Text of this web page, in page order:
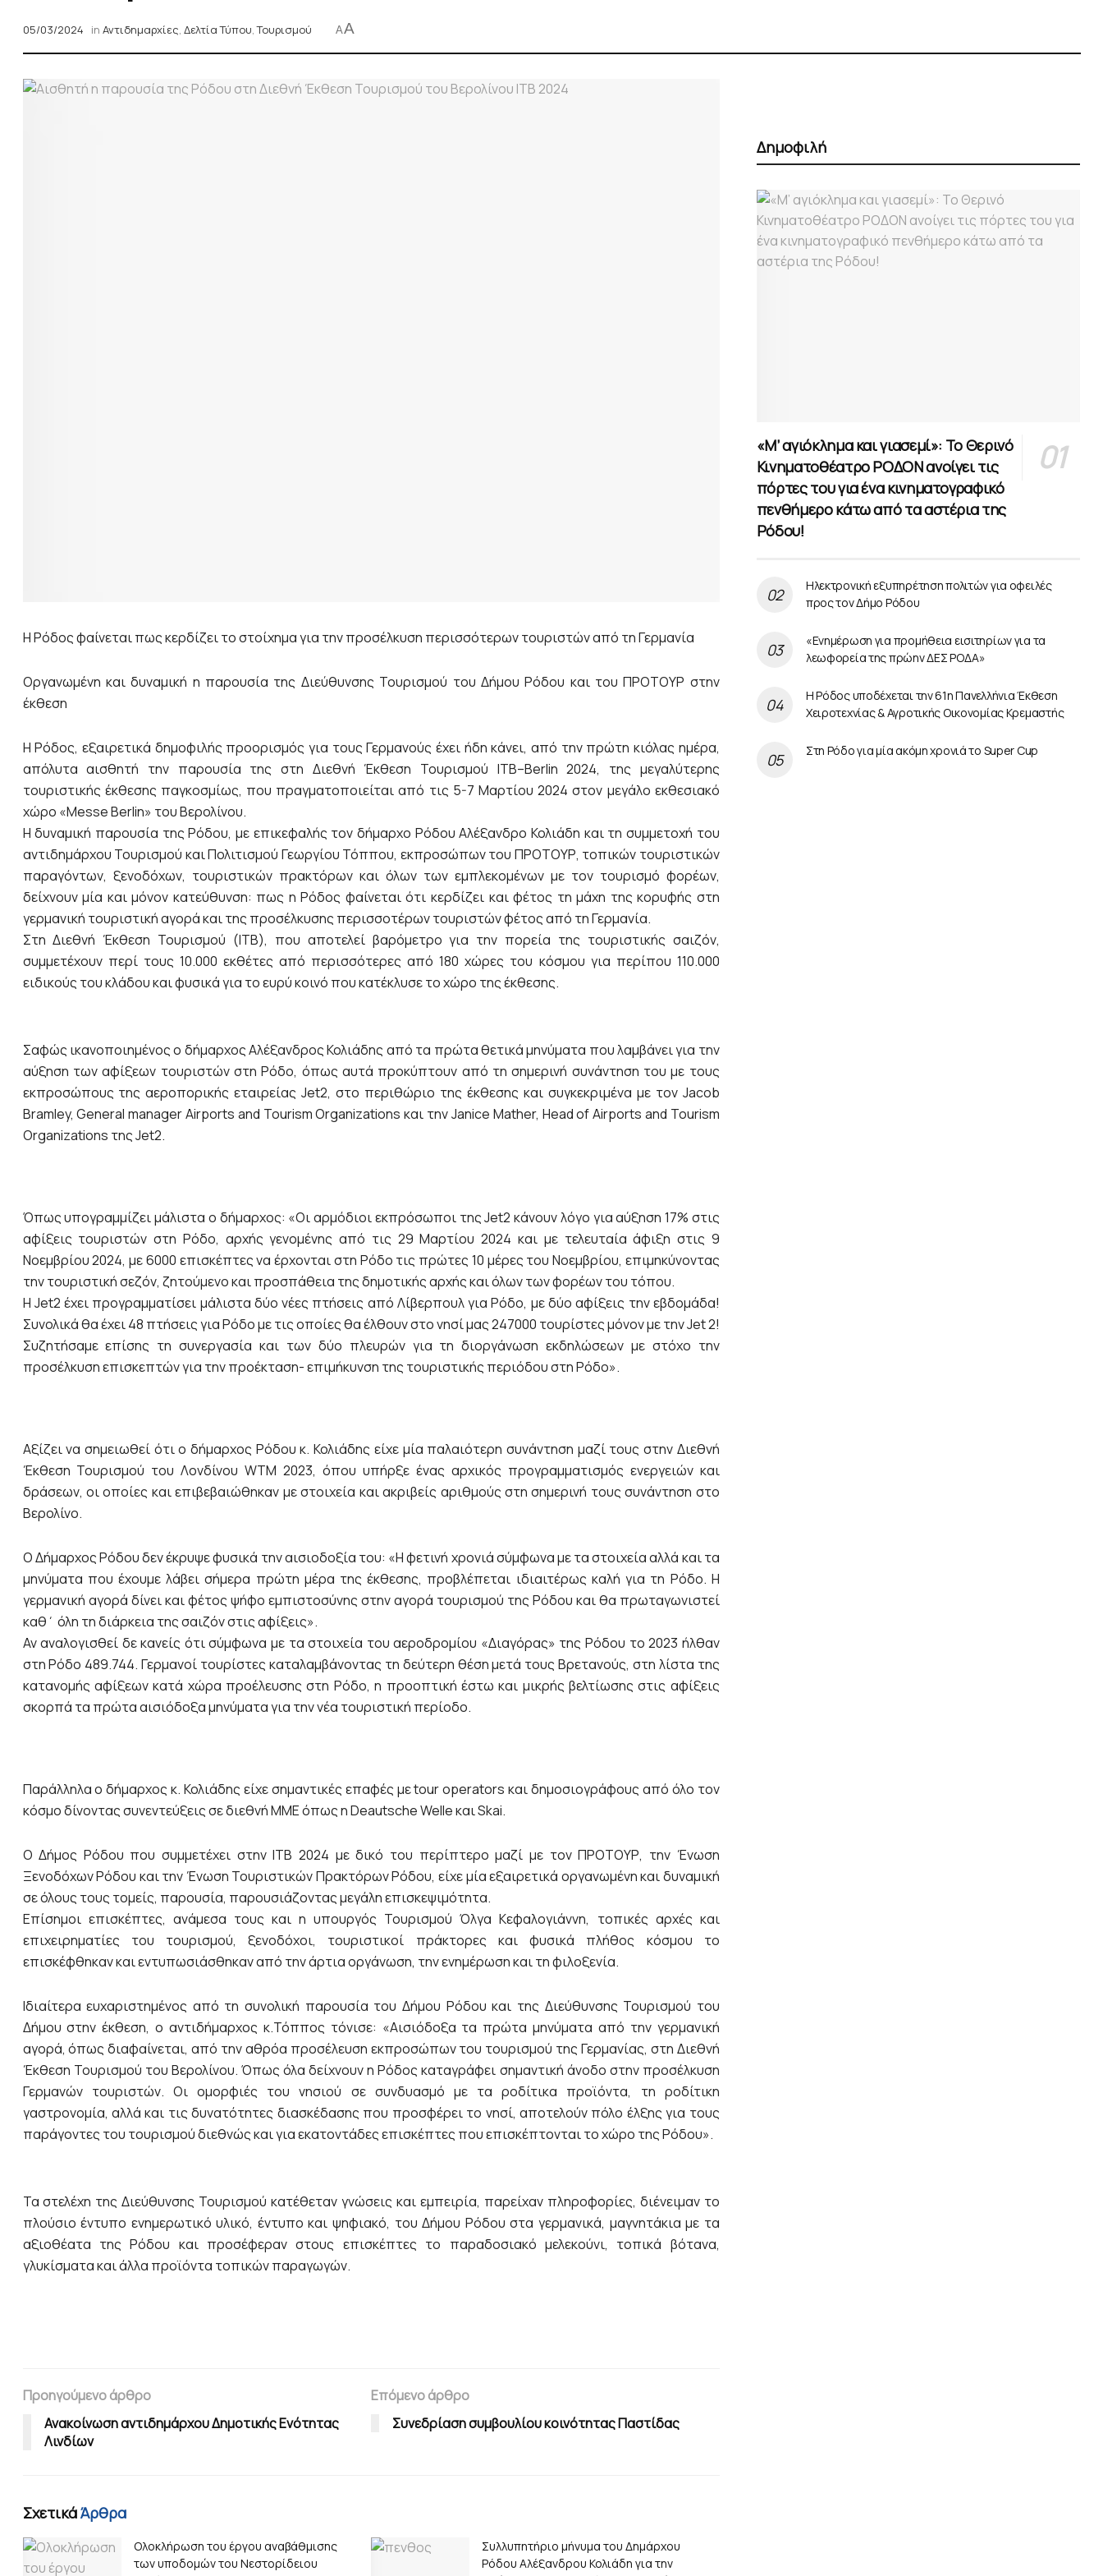
05/03/2024 in Αντιδημαρχίες, Δελτία Τύπου,Τουρισμού AA
Η Ρόδος φαίνεται πως κερδίζει το στοίχημα για την προσέλκυση περισσότερων τουριστών από τη Γερμανία
Οργανωμένη και δυναμική η παρουσία της Διεύθυνσης Τουρισμού του Δήμου Ρόδου και του ΠΡΟΤΟΥΡ στην
έκθεση
Η Ρόδος, εξαιρετικά δημοφιλής προορισμός για τους Γερμανούς έχει ήδη κάνει, από την πρώτη κιόλας ημέρα,
απόλυτα αισθητή την παρουσία της στη Διεθνή Έκθεση Τουρισμού ΙΤΒ–Berlin 2024, της μεγαλύτερης
τουριστικής έκθεσης παγκοσμίως, που πραγματοποιείται από τις 5-7 Μαρτίου 2024 στον μεγάλο εκθεσιακό
χώρο «Messe Berlin» του Βερολίνου.
Η δυναμική παρουσία της Ρόδου, με επικεφαλής τον δήμαρχο Ρόδου Αλέξανδρο Κολιάδη και τη συμμετοχή του
αντιδημάρχου Τουρισμού και Πολιτισμού Γεωργίου Τόππου, εκπροσώπων του ΠΡΟΤΟΥΡ, τοπικών τουριστικών
παραγόντων, ξενοδόχων, τουριστικών πρακτόρων και όλων των εμπλεκομένων με τον τουρισμό φορέων,
δείχνουν μία και μόνον κατεύθυνση: πως η Ρόδος φαίνεται ότι κερδίζει και φέτος τη μάχη της κορυφής στη
γερμανική τουριστική αγορά και της προσέλκυσης περισσοτέρων τουριστών φέτος από τη Γερμανία.
Στη Διεθνή Έκθεση Τουρισμού (ΙΤΒ), που αποτελεί βαρόμετρο για την πορεία της τουριστικής σαιζόν,
συμμετέχουν περί τους 10.000 εκθέτες από περισσότερες από 180 χώρες του κόσμου για περίπου 110.000
ειδικούς του κλάδου και φυσικά για το ευρύ κοινό που κατέκλυσε το χώρο της έκθεσης.
Σαφώς ικανοποιημένος ο δήμαρχος Αλέξανδρος Κολιάδης από τα πρώτα θετικά μηνύματα που λαμβάνει για την
αύξηση των αφίξεων τουριστών στη Ρόδο, όπως αυτά προκύπτουν από τη σημερινή συνάντηση του με τους
εκπροσώπους της αεροπορικής εταιρείας Jet2, στο περιθώριο της έκθεσης και συγκεκριμένα με τον Jacob
Bramley, General manager Airports and Tourism Organizations και την Janice Mather, Head of Airports and Tourism
Organizations της Jet2.
Όπως υπογραμμίζει μάλιστα ο δήμαρχος: «Οι αρμόδιοι εκπρόσωποι της Jet2 κάνουν λόγο για αύξηση 17% στις
αφίξεις τουριστών στη Ρόδο, αρχής γενομένης από τις 29 Μαρτίου 2024 και με τελευταία άφιξη στις 9
Νοεμβρίου 2024, με 6000 επισκέπτες να έρχονται στη Ρόδο τις πρώτες 10 μέρες του Νοεμβρίου, επιμηκύνοντας
την τουριστική σεζόν, ζητούμενο και προσπάθεια της δημοτικής αρχής και όλων των φορέων του τόπου.
H Jet2 έχει προγραμματίσει μάλιστα δύο νέες πτήσεις από Λίβερπουλ για Ρόδο, με δύο αφίξεις την εβδομάδα!
Συνολικά θα έχει 48 πτήσεις για Ρόδο με τις οποίες θα έλθουν στο νησί μας 247000 τουρίστες μόνον με την Jet 2!
Συζητήσαμε επίσης τη συνεργασία και των δύο πλευρών για τη διοργάνωση εκδηλώσεων με στόχο την
προσέλκυση επισκεπτών για την προέκταση- επιμήκυνση της τουριστικής περιόδου στη Ρόδο».
Αξίζει να σημειωθεί ότι ο δήμαρχος Ρόδου κ. Κολιάδης είχε μία παλαιότερη συνάντηση μαζί τους στην Διεθνή
Έκθεση Τουρισμού του Λονδίνου WTM 2023, όπου υπήρξε ένας αρχικός προγραμματισμός ενεργειών και
δράσεων, οι οποίες και επιβεβαιώθηκαν με στοιχεία και ακριβείς αριθμούς στη σημερινή τους συνάντηση στο
Βερολίνο.
Ο Δήμαρχος Ρόδου δεν έκρυψε φυσικά την αισιοδοξία του: «Η φετινή χρονιά σύμφωνα με τα στοιχεία αλλά και τα
μηνύματα που έχουμε λάβει σήμερα πρώτη μέρα της έκθεσης, προβλέπεται ιδιαιτέρως καλή για τη Ρόδο. Η
γερμανική αγορά δίνει και φέτος ψήφο εμπιστοσύνης στην αγορά τουρισμού της Ρόδου και θα πρωταγωνιστεί
καθ΄ όλη τη διάρκεια της σαιζόν στις αφίξεις».
Αν αναλογισθεί δε κανείς ότι σύμφωνα με τα στοιχεία του αεροδρομίου «Διαγόρας» της Ρόδου το 2023 ήλθαν
στη Ρόδο 489.744. Γερμανοί τουρίστες καταλαμβάνοντας τη δεύτερη θέση μετά τους Βρετανούς, στη λίστα της
κατανομής αφίξεων κατά χώρα προέλευσης στη Ρόδο, η προοπτική έστω και μικρής βελτίωσης στις αφίξεις
σκορπά τα πρώτα αισιόδοξα μηνύματα για την νέα τουριστική περίοδο.
Παράλληλα ο δήμαρχος κ. Κολιάδης είχε σημαντικές επαφές με tour operators και δημοσιογράφους από όλο τον
κόσμο δίνοντας συνεντεύξεις σε διεθνή ΜΜΕ όπως η Deautsche Welle και Skai.
Ο Δήμος Ρόδου που συμμετέχει στην ΙΤΒ 2024 με δικό του περίπτερο μαζί με τον ΠΡΟΤΟΥΡ, την Ένωση
Ξενοδόχων Ρόδου και την Ένωση Τουριστικών Πρακτόρων Ρόδου, είχε μία εξαιρετικά οργανωμένη και δυναμική
σε όλους τους τομείς, παρουσία, παρουσιάζοντας μεγάλη επισκεψιμότητα.
Επίσημοι επισκέπτες, ανάμεσα τους και η υπουργός Τουρισμού Όλγα Κεφαλογιάννη, τοπικές αρχές και
επιχειρηματίες του τουρισμού, ξενοδόχοι, τουριστικοί πράκτορες και φυσικά πλήθος κόσμου το
επισκέφθηκαν και εντυπωσιάσθηκαν από την άρτια οργάνωση, την ενημέρωση και τη φιλοξενία.
Ιδιαίτερα ευχαριστημένος από τη συνολική παρουσία του Δήμου Ρόδου και της Διεύθυνσης Τουρισμού του
Δήμου στην έκθεση, ο αντιδήμαρχος κ.Τόππος τόνισε: «Αισιόδοξα τα πρώτα μηνύματα από την γερμανική
αγορά, όπως διαφαίνεται, από την αθρόα προσέλευση εκπροσώπων του τουρισμού της Γερμανίας, στη Διεθνή
Έκθεση Τουρισμού του Βερολίνου. Όπως όλα δείχνουν η Ρόδος καταγράφει σημαντική άνοδο στην προσέλκυση
Γερμανών τουριστών. Οι ομορφιές του νησιού σε συνδυασμό με τα ροδίτικα προϊόντα, τη ροδίτικη
γαστρονομία, αλλά και τις δυνατότητες διασκέδασης που προσφέρει το νησί, αποτελούν πόλο έλξης για τους
παράγοντες του τουρισμού διεθνώς και για εκατοντάδες επισκέπτες που επισκέπτονται το χώρο της Ρόδου».
Τα στελέχη της Διεύθυνσης Τουρισμού κατέθεταν γνώσεις και εμπειρία, παρείχαν πληροφορίες, διένειμαν το
πλούσιο έντυπο ενημερωτικό υλικό, έντυπο και ψηφιακό, του Δήμου Ρόδου στα γερμανικά, μαγνητάκια με τα
αξιοθέατα της Ρόδου και προσέφεραν στους επισκέπτες το παραδοσιακό μελεκούνι, τοπικά βότανα,
γλυκίσματα και άλλα προϊόντα τοπικών παραγωγών.
Προηγούμενο άρθρο
Ανακοίνωση αντιδημάρχου Δημοτικής Ενότητας
Λινδίων
Επόμενο άρθρο
Συνεδρίαση συμβουλίου κοινότητας Παστίδας
ΣχετικάΆρθρα
Ολοκλήρωση του έργου αναβάθμισης
των υποδομών του Νεστορίδειου
Συλλυπητήριο μήνυμα του Δημάρχου
Ρόδου Αλέξανδρου Κολιάδη για την
Δημοφιλή
«Μ’ αγιόκλημα και γιασεμί»: Το Θερινό
Κινηματοθέατρο ΡΟΔΟΝ ανοίγει τις
πόρτες του για ένα κινηματογραφικό
πενθήμερο κάτω από τα αστέρια της
Ρόδου!
Ηλεκτρονική εξυπηρέτηση πολιτών για οφειλές
προς τον Δήμο Ρόδου
«Ενημέρωση για προμήθεια εισιτηρίων για τα
λεωφορεία της πρώην ΔΕΣ ΡΟΔΑ»
Η Ρόδος υποδέχεται την 61η Πανελλήνια Έκθεση
Χειροτεχνίας & Αγροτικής Οικονομίας Κρεμαστής
Στη Ρόδο για μία ακόμη χρονιά το Super Cup